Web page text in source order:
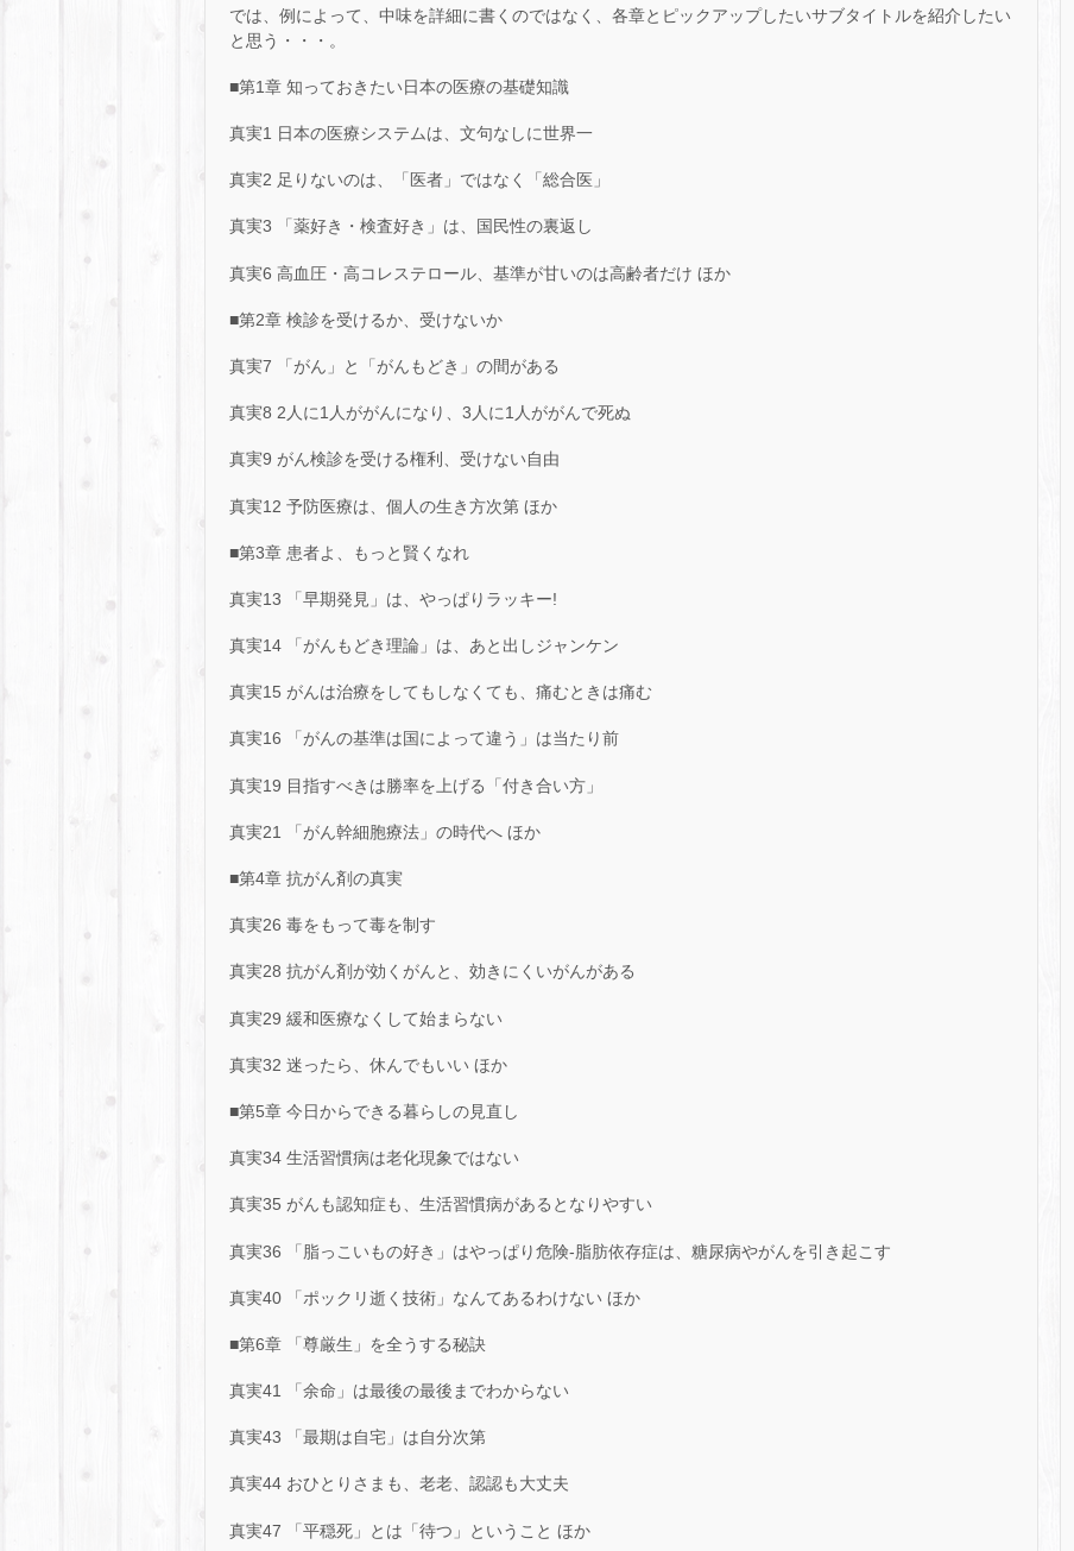
では、例によって、中味を詳細に書くのではなく、各章とピックアップしたいサブタイトルを紹介したい
と思う・・・。
■第1章 知っておきたい日本の医療の基礎知識
真実1 日本の医療システムは、文句なしに世界一
真実2 足りないのは、「医者」ではなく「総合医」
真実3 「薬好き・検査好き」は、国民性の裏返し
真実6 高血圧・高コレステロール、基準が甘いのは高齢者だけ ほか
■第2章 検診を受けるか、受けないか
真実7 「がん」と「がんもどき」の間がある
真実8 2人に1人ががんになり、3人に1人ががんで死ぬ
真実9 がん検診を受ける権利、受けない自由
真実12 予防医療は、個人の生き方次第 ほか
■第3章 患者よ、もっと賢くなれ
真実13 「早期発見」は、やっぱりラッキー!
真実14 「がんもどき理論」は、あと出しジャンケン
真実15 がんは治療をしてもしなくても、痛むときは痛む
真実16 「がんの基準は国によって違う」は当たり前
真実19 目指すべきは勝率を上げる「付き合い方」
真実21 「がん幹細胞療法」の時代へ ほか
■第4章 抗がん剤の真実
真実26 毒をもって毒を制す
真実28 抗がん剤が効くがんと、効きにくいがんがある
真実29 緩和医療なくして始まらない
真実32 迷ったら、休んでもいい ほか
■第5章 今日からできる暮らしの見直し
真実34 生活習慣病は老化現象ではない
真実35 がんも認知症も、生活習慣病があるとなりやすい
真実36 「脂っこいもの好き」はやっぱり危険-脂肪依存症は、糖尿病やがんを引き起こす
真実40 「ポックリ逝く技術」なんてあるわけない ほか
■第6章 「尊厳生」を全うする秘訣
真実41 「余命」は最後の最後までわからない
真実43 「最期は自宅」は自分次第
真実44 おひとりさまも、老老、認認も大丈夫
真実47 「平穏死」とは「待つ」ということ ほか